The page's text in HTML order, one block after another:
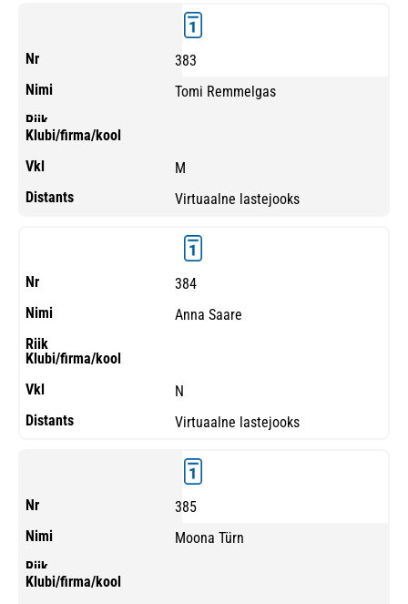
383
Tomi Remmelgas
M
Virtuaalne lastejooks
384
Anna Saare
N
Virtuaalne lastejooks
385
Moona Türn